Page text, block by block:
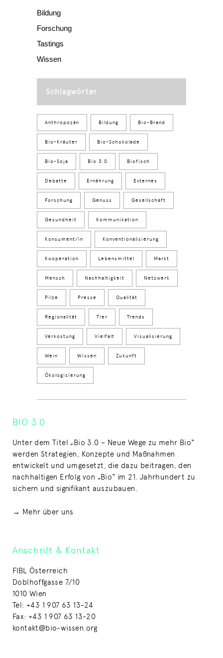
Bildung
Forschung
Tastings
Wissen
Schlagwörter
Anthropozän Bildung Bio-Brand
Bio-Kräuter Bio-Schokolade
Bio-Soja Bio 3.0 Biofisch
Debatte Ernährung Externes
Forschung Genuss Gesellschaft
Gesundheit Kommunikation
Konsument/in Konventionalisierung
Kooperation Lebensmittel Markt
Mensch Nachhaltigkeit Netzwerk
Pilze Presse Qualität
Regionalität Tier Trends
Verkostung Vielfalt Visualisierung
Wein Wissen Zukunft
Ökologisierung
BIO 3.0
Unter dem Titel „Bio 3.0 – Neue Wege zu mehr Bio“
werden Strategien, Konzepte und Maßnahmen
entwickelt und umgesetzt, die dazu beitragen, den
nachhaltigen Erfolg von „Bio“ im 21. Jahrhundert zu
sichern und signifikant auszubauen.
→ Mehr über uns
Anschrift & Kontakt
FIBL Österreich
Doblhoffgasse 7/10
1010 Wien
Tel: +43 1 907 63 13-24
Fax: +43 1 907 63 13-20
kontakt@bio-wissen.org